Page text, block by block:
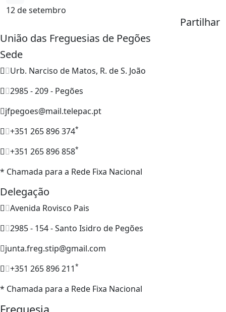
12 de setembro
Partilhar
União das Freguesias de Pegões
Sede
Urb. Narciso de Matos, R. de S. João
2985 - 209 - Pegões
jfpegoes@mail.telepac.pt
+351 265 896 374*
+351 265 896 858*
* Chamada para a Rede Fixa Nacional
Delegação
Avenida Rovisco Pais
2985 - 154 - Santo Isidro de Pegões
junta.freg.stip@gmail.com
+351 265 896 211*
* Chamada para a Rede Fixa Nacional